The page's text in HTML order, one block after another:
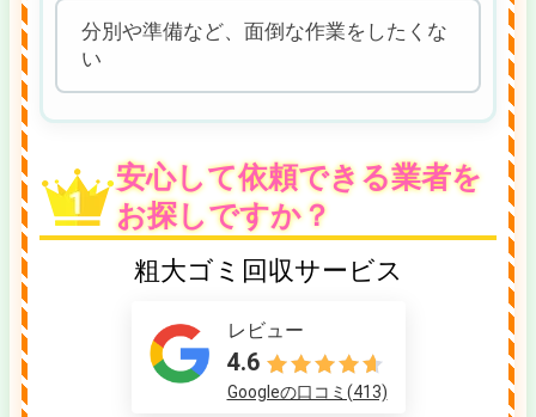
分別や準備など、面倒な作業をしたくな
い
安心して依頼できる業者を
お探しですか？
粗大ゴミ回収サービス
レビュー
4.6
Googleの口コミ(413)